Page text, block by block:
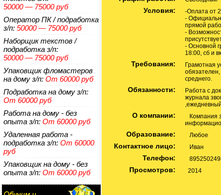
50000 — 75000 руб
Оператор ПК / подработка
з/п: 50000 — 75000 руб
Наборщик текстов /
подработка з/п:
50000 — 75000 руб
Упаковщик фломастеров
на дому з/п: От 60000 руб
Подработка на дому з/п:
От 60000 руб
Работа на дому - без
опыта з/п: От 60000 руб
Удаленная работа -
подработка з/п: От 60000
руб
Упаковщик на дому - без
опыта з/п: От 60000 руб
Условия:
-Оплата от
-
прямой
-
- Основной
18:00, сб и
Требования:
Грамотная
среднего.
Обязанности:
Работа с
журнала
О компании:
Компания
Образование: Любое
Контактное лицо: Иван
Телефон:
Просмотров: 2014